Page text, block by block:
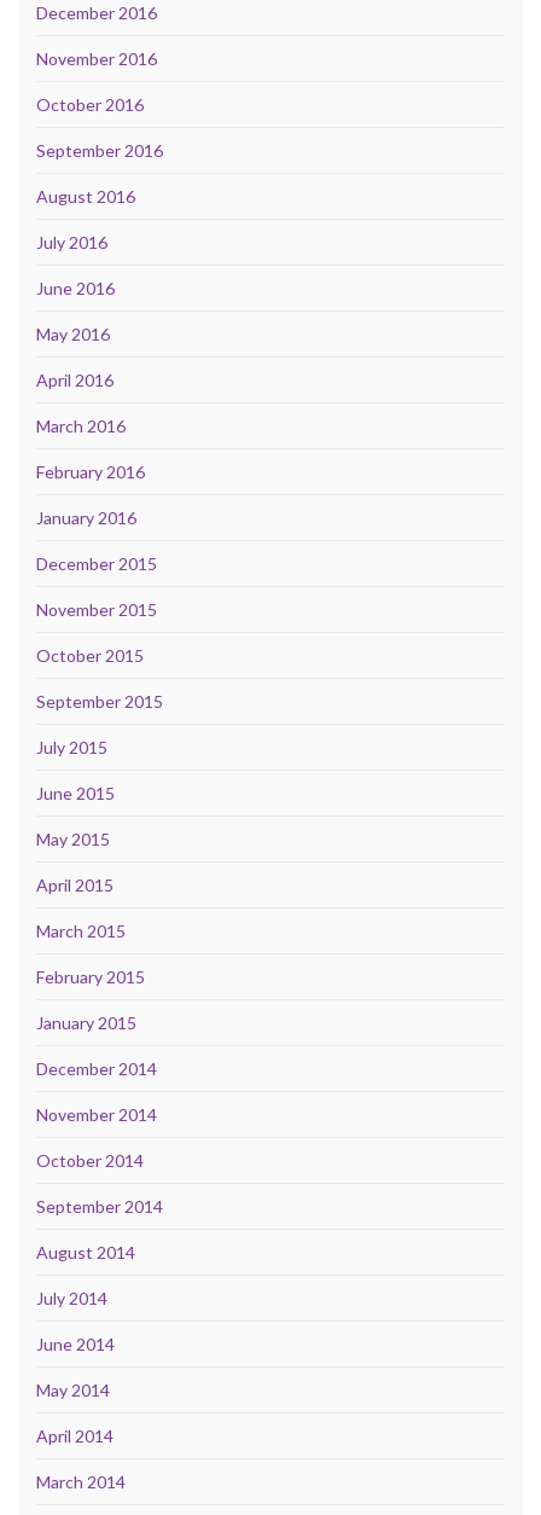
December 2016
November 2016
October 2016
September 2016
August 2016
July 2016
June 2016
May 2016
April 2016
March 2016
February 2016
January 2016
December 2015
November 2015
October 2015
September 2015
July 2015
June 2015
May 2015
April 2015
March 2015
February 2015
January 2015
December 2014
November 2014
October 2014
September 2014
August 2014
July 2014
June 2014
May 2014
April 2014
March 2014